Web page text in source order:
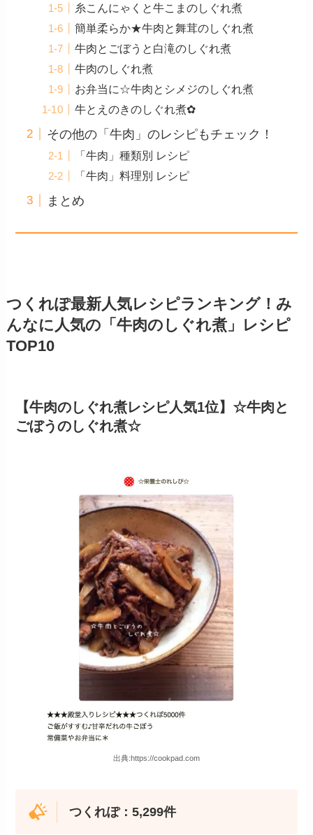
糸こんにゃくと牛こまのしぐれ煮
簡単柔らか★牛肉と舞茸のしぐれ煮
牛肉とごぼうと白滝のしぐれ煮
牛肉のしぐれ煮
お弁当に☆牛肉とシメジのしぐれ煮
牛とえのきのしぐれ煮✿
その他の「牛肉」のレシピもチェック！
「牛肉」種類別 レシピ
「牛肉」料理別 レシピ
まとめ
つくれぽ最新人気レシピランキング！み
んなに人気の「牛肉のしぐれ煮」レシピ
TOP10
【牛肉のしぐれ煮レシピ人気1位】☆牛肉と
ごぼうのしぐれ煮☆
出典:https://cookpad.com
つくれぽ：5,299件